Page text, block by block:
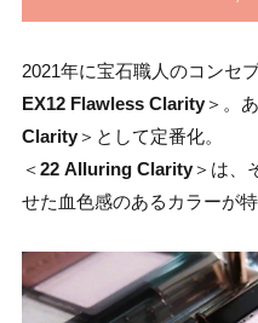
2021年に宝石職人のコンセ
EX12 Flawless Clarity＞。
Clarity＞として定番化。
＜22 Alluring Clarity＞は、
せた血色感のあるカラーが特